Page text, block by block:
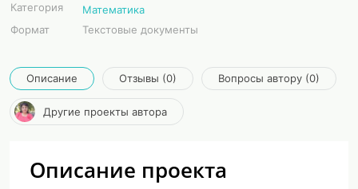
Категория
Математика
Формат
Текстовые документы
Описание Отзывы (0) Вопросы автору (0)
Другие проекты автора
Описание проекта